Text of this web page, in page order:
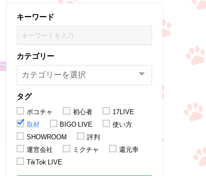
キーワード
カテゴリー
タグ
ポコチャ 初心者
17LIVE
取材
BIGO LIVE
使い方
SHOWROOM
評判
運営会社
ミクチャ
還元率
TikTok LIVE